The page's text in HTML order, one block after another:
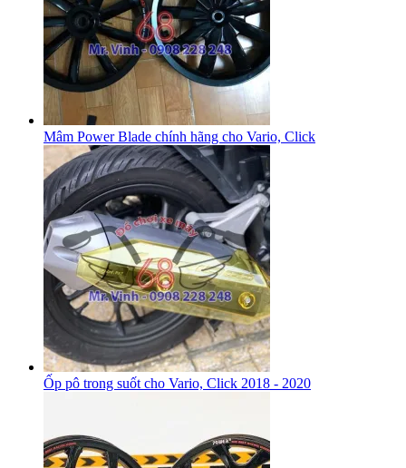
Mâm Power Blade chính hãng cho Vario, Click
Ốp pô trong suốt cho Vario, Click 2018 - 2020